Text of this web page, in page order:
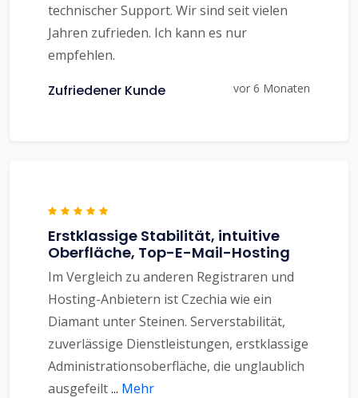
technischer Support. Wir sind seit vielen
Jahren zufrieden. Ich kann es nur
empfehlen.
Zufriedener Kunde vor 6 Monaten
Erstklassige Stabilität, intuitive
Oberfläche, Top-E-Mail-Hosting
Im Vergleich zu anderen Registraren und
Hosting-Anbietern ist Czechia wie ein
Diamant unter Steinen. Serverstabilität,
zuverlässige Dienstleistungen, erstklassige
Administrationsoberfläche, die unglaublich
ausgefeilt... Mehr